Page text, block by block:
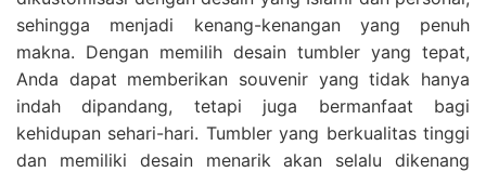
sehingga menjadi kenang-kenangan yang penuh
makna. Dengan memilih desain tumbler yang tepat,
Anda dapat memberikan souvenir yang tidak hanya
indah dipandang, tetapi juga bermanfaat bagi
kehidupan sehari-hari. Tumbler yang berkualitas tinggi
dan memiliki desain menarik akan selalu dikenang